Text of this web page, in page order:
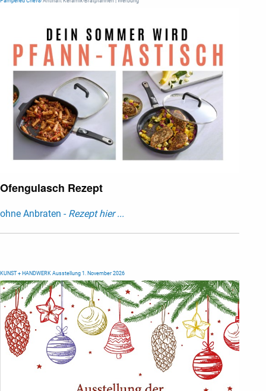
Ofengulasch Rezept
ohne Anbraten - Rezept hier ...
KUNST + HANDWERK Ausstellung 1. November 2026